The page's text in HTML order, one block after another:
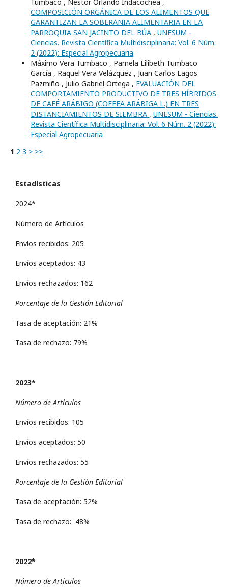
COMPOSICIÓN ORGÁNICA DE LOS ALIMENTOS QUE
GARANTIZAN LA SOBERANIA ALIMENTARIA EN LA
PARROQUIA SAN JACINTO DEL BÚA , UNESUM -
Ciencias. Revista Científica Multidisciplinaria: Vol. 6 Núm.
2 (2022): Especial Agropecuaria
Máximo Vera Tumbaco , Pamela Lilibeth Tumbaco
García , Raquel Vera Velázquez , Juan Carlos Lagos
Pazmiño , Julio Gabriel Ortega , EVALUACIÓN DEL
COMPORTAMIENTO PRODUCTIVO DE TRES HÍBRIDOS
DE CAFÉ ARÁBIGO (COFFEA ARÁBIGA L.) EN TRES
DISTANCIAMIENTOS DE SIEMBRA , UNESUM - Ciencias.
Revista Científica Multidisciplinaria: Vol. 6 Núm. 2 (2022):
Especial Agropecuaria
1 2 3 > >>
Estadísticas
2024*
Número de Artículos
Envíos recibidos: 205
Envíos aceptados: 43
Envíos rechazados: 162
Porcentaje de la Gestión Editorial
Tasa de aceptación: 21%
Tasa de rechazo: 79%
2023*
Número de Artículos
Envíos recibidos: 105
Envíos aceptados: 50
Envíos rechazados: 55
Porcentaje de la Gestión Editorial
Tasa de aceptación: 52%
Tasa de rechazo: 48%
2022*
Número de Artículos